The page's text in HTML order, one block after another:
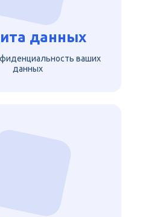
данных
ваших
данных